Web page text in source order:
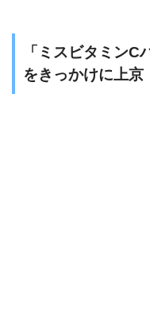
「ミスビタミンC
をきっかけに上京